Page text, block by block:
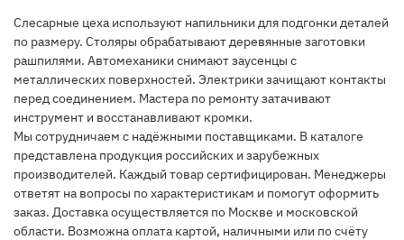
Слесарные цеха используют напильники для подгонки деталей
по размеру. Столяры обрабатывают деревянные заготовки
рашпилями. Автомеханики снимают заусенцы с
металлических поверхностей. Электрики зачищают контакты
перед соединением. Мастера по ремонту затачивают
инструмент и восстанавливают кромки.
Мы сотрудничаем с надёжными поставщиками. В каталоге
представлена продукция российских и зарубежных
производителей. Каждый товар сертифицирован. Менеджеры
ответят на вопросы по характеристикам и помогут оформить
заказ. Доставка осуществляется по Москве и московской
области. Возможна оплата картой, наличными или по счёту